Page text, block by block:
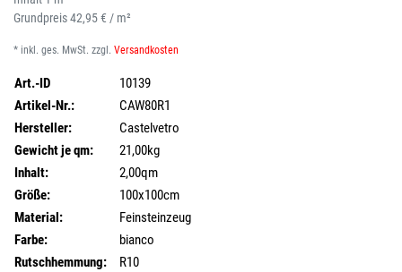
Grundpreis42,95 € / m²
* inkl. ges. MwSt. zzgl. Versandkosten
Art.-ID
10139
Artikel-Nr.:
CAW80R1
Hersteller:
Castelvetro
Gewicht je qm:
21,00kg
Inhalt:
2,00qm
Größe:
100x100cm
Material:
Feinsteinzeug
Farbe:
bianco
Rutschhemmung:
R10